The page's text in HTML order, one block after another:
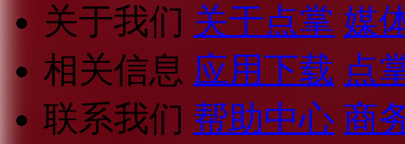
关于我们 关于点掌 媒
相关信息 应用下载 点
联系我们 帮助中心 商